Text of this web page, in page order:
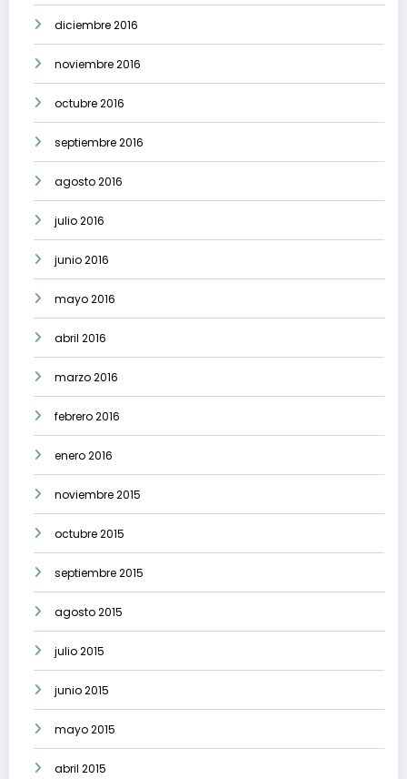
diciembre 2016
noviembre 2016
octubre 2016
septiembre 2016
agosto 2016
julio 2016
junio 2016
mayo 2016
abril 2016
marzo 2016
febrero 2016
enero 2016
noviembre 2015
octubre 2015
septiembre 2015
agosto 2015
julio 2015
junio 2015
mayo 2015
abril 2015